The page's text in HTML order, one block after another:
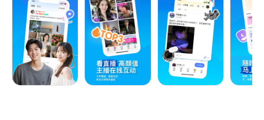
MOMO陌陌，一切从陌生开始。
【主要功能】
附近的人/动态：浏览附近动态，发现身边有趣的人。
附近直播：高颜值主播，才华横溢，超甜在线互动，附